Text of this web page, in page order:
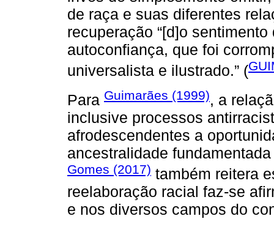
de raça e suas diferentes
recuperação “[d]o
autoconfiança, que foi
universalista e ilustrado.” (
Para Guimarães (1999), a
inclusive processos
afrodescendentes a
ancestralidade
Gomes (2017) também reitera
reelaboração racial faz-se
e nos diversos campos do